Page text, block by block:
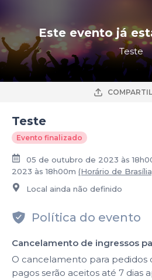
Este evento já
Teste
Teste
Evento finalizado
05 de outubro de 2023 às
2023 às 18h00m (Horário de
Local ainda não definido
Política do evento
Cancelamento de ingressos
O cancelamento para pedidos
pagos serão aceitos até 7 dias